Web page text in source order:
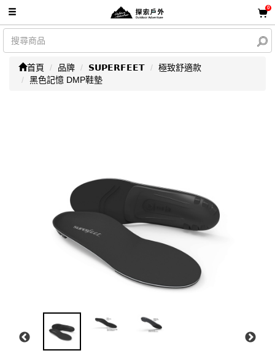
0
首頁 品牌 𝗦𝗨𝗣𝗘𝗥𝗙𝗘𝗘𝗧
極致舒適款
黑色記憶 DMP鞋墊